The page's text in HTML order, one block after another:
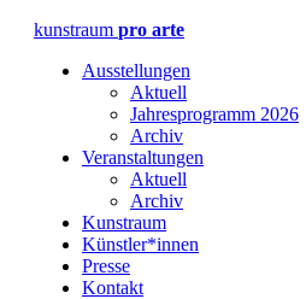
kunstraum pro arte
Ausstellungen
Aktuell
Jahresprogramm 2026
Archiv
Veranstaltungen
Aktuell
Archiv
Kunstraum
Künstler*innen
Presse
Kontakt